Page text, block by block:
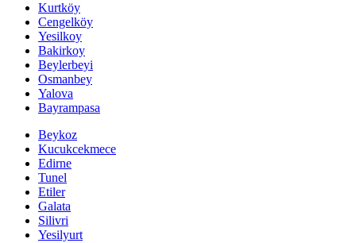
Kurtköy
Cengelköy
Yesilkoy
Bakirkoy
Beylerbeyi
Osmanbey
Yalova
Bayrampasa
Beykoz
Kucukcekmece
Edirne
Tunel
Etiler
Galata
Silivri
Yesilyurt